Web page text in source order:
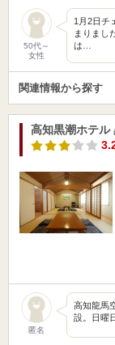
50代～
女性
1月2日チ
まりまし
は…
関連情報から探す
高知黒潮ホテル
匿名
高知龍馬
設。日曜